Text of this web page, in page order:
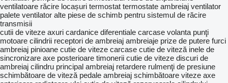
ventilatoare răcire locașuri termostat termostate ambreiaj ventilator
palete ventilator alte piese de schimb pentru sistemul de răcire
transmisii
cutii de viteze axuri cardanice diferentiale carcase volanta punţi
motoare cilindrii receptori de ambreiaj ambreiaje prize de putere furci
ambreiaj pinioane cutie de viteze carcase cutie de viteză inele de
sincronizare axe posterioare timonerii cutie de viteze discuri de
ambreiaj cilindru principal ambreiaj retardere rulmenţi de presiune
schimbătoare de viteză pedale ambreiaj schimbătoare viteze axe